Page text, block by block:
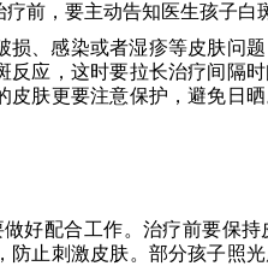
前，要主动告知医生孩子白
、感染或者湿疹等皮肤问
反应，这时要拉长治疗间隔
皮肤更要注意保护，避免日
好配合工作。治疗前要保
防止刺激皮肤。部分孩子照